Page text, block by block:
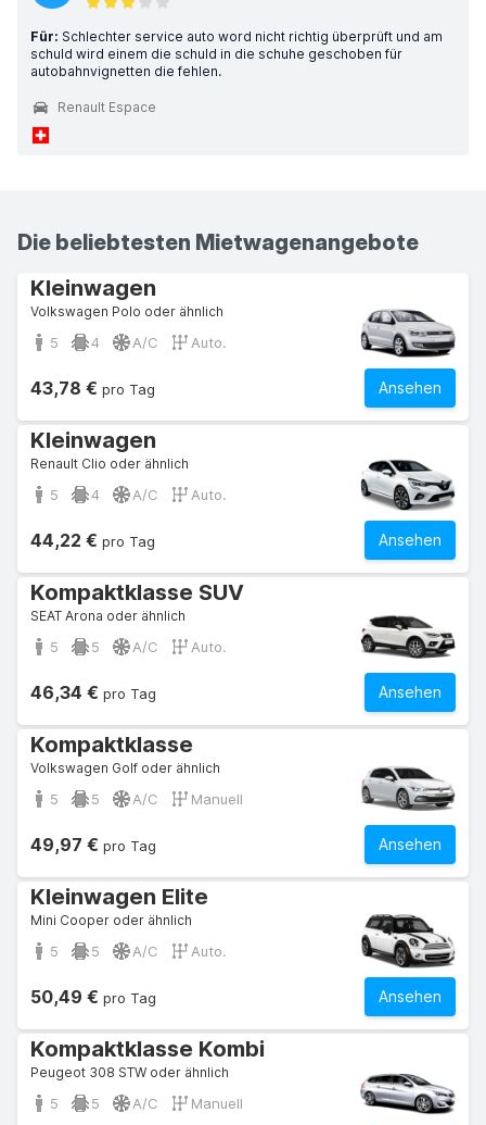
Für: Schlechter service auto word nicht richtig überprüft und am
schuld wird einem die schuld in die schuhe geschoben für
autobahnvignetten die fehlen.
Renault Espace
Die beliebtesten Mietwagenangebote
Kleinwagen
Volkswagen Polo oder ähnlich
5 4 A/C Auto.
Ansehen
43,78 € pro Tag
Kleinwagen
Renault Clio oder ähnlich
5 4 A/C Auto.
Ansehen
44,22 € pro Tag
Kompaktklasse SUV
SEAT Arona oder ähnlich
5 5 A/C Auto.
Ansehen
46,34 € pro Tag
Kompaktklasse
Volkswagen Golf oder ähnlich
5 5 A/C Manuell
Ansehen
49,97 € pro Tag
Kleinwagen Elite
Mini Cooper oder ähnlich
5 5 A/C Auto.
Ansehen
50,49 € pro Tag
Kompaktklasse Kombi
Peugeot 308 STW oder ähnlich
5 5 A/C Manuell